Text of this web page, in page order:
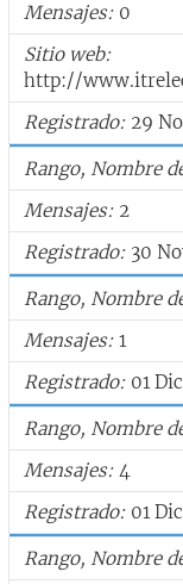
Mensajes 0
Sitio web
http://
Registrado 29
Rango, Nombre
Mensajes 2
Registrado 30
Rango, Nombre
Mensajes 1
Registrado 01
Rango, Nombre
Mensajes 4
Registrado 01
Rango, Nombre